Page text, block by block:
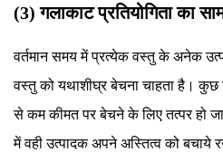
(3) गलाकाट प्रतियोगिता का
वर्तमान समय में प्रत्येक वस्तु के अनेक
वस्तु को यथाशीघ्र बेचना चाहता है। कुछ
से कम कीमत पर बेचने के लिए तत्पर हो
में वही उत्पादक अपने अस्तित्व को